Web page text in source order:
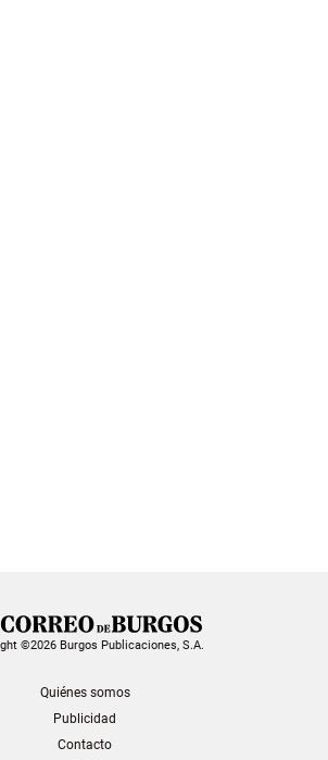
©2026 Burgos Publicaciones, S.A.
Quiénes somos
Publicidad
Contacto